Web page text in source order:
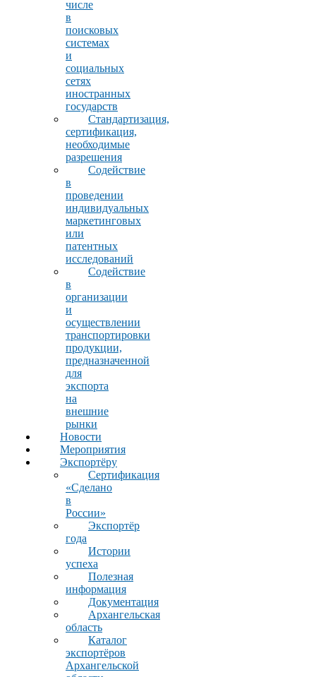
числе
в
поисковых
системах
и
социальных
сетях
иностранных
государств
Стандартизация,
сертификация,
необходимые
разрешения
Содействие
в
проведении
индивидуальных
маркетинговых
или
патентных
исследований
Содействие
в
организации
и
осуществлении
транспортировки
продукции,
предназначенной
для
экспорта
на
внешние
рынки
Новости
Мероприятия
Экспортёру
Сертификация
«Сделано
в
России»
Экспортёр
года
Истории
успеха
Полезная
информация
Документация
Архангельская
область
Каталог
экспортёров
Архангельской